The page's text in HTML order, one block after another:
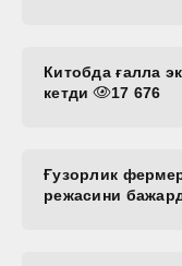
Китобда ғалла
кетди
17 676
Ғузорлик
режасини